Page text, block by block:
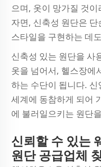
으며, 옷이 망가질 것
자면, 신축성 원단은
스타일을 구현하는 데
신축성 있는 원단을 사
옷을 넘어서, 헬스장에
하는 수단이 됩니다.
세계에 동참하게 되어
에 불러일으키는 원단
신뢰할 수 있는
원단 공급업체